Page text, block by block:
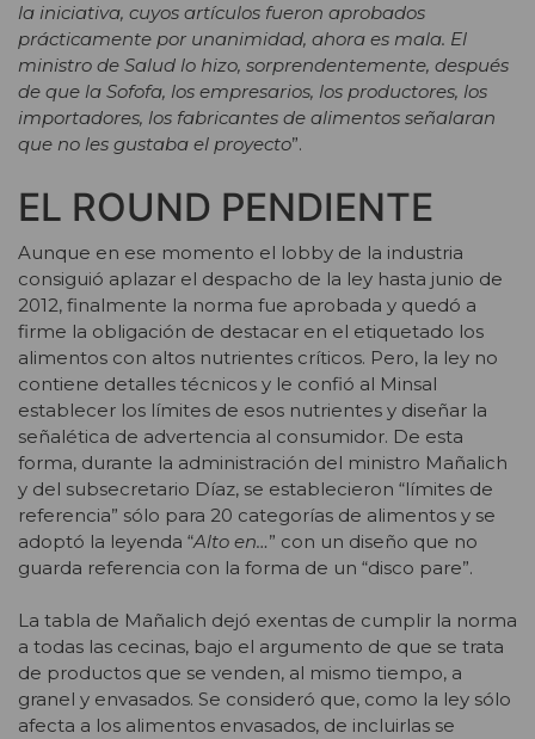
la iniciativa, cuyos artículos fueron aprobados
prácticamente por unanimidad, ahora es mala. El
ministro de Salud lo hizo, sorprendentemente, después
de que la Sofofa, los empresarios, los productores, los
importadores, los fabricantes de alimentos señalaran
que no les gustaba el proyecto”.
EL ROUND PENDIENTE
Aunque en ese momento el lobby de la industria
consiguió aplazar el despacho de la ley hasta junio de
2012, finalmente la norma fue aprobada y quedó a
firme la obligación de destacar en el etiquetado los
alimentos con altos nutrientes críticos. Pero, la ley no
contiene detalles técnicos y le confió al Minsal
establecer los límites de esos nutrientes y diseñar la
señalética de advertencia al consumidor. De esta
forma, durante la administración del ministro Mañalich
y del subsecretario Díaz, se establecieron “límites de
referencia” sólo para 20 categorías de alimentos y se
adoptó la leyenda “Alto en…” con un diseño que no
guarda referencia con la forma de un “disco pare”.
La tabla de Mañalich dejó exentas de cumplir la norma
a todas las cecinas, bajo el argumento de que se trata
de productos que se venden, al mismo tiempo, a
granel y envasados. Se consideró que, como la ley sólo
afecta a los alimentos envasados, de incluirlas se